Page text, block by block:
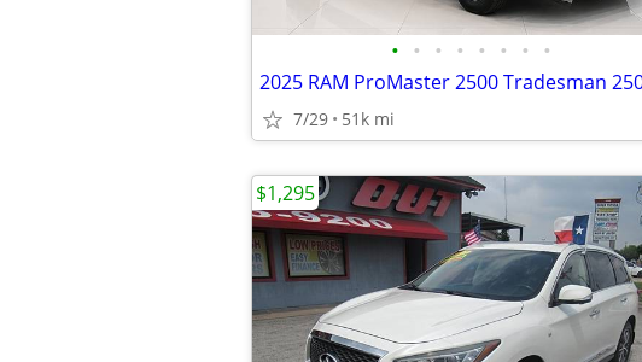
• • • • • • • •
7/29 51k mi
$1,295